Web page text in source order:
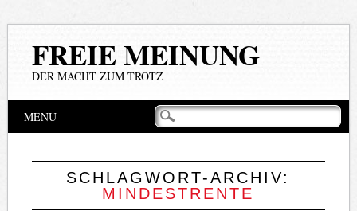
FREIE MEINUNG
DER MACHT ZUM TROTZ
Hauptmenü
Inhalt
MENU
SCHLAGWORT-ARCHIV:
MINDESTRENTE